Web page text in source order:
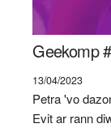
Geekomp
13/04/2023
Petra 'vo
Evit ar rann